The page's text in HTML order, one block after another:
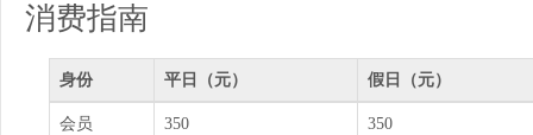
消费指南
身份 平日（元） 假日（元）
会员 350 350